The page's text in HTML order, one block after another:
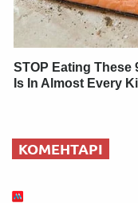
STOP Eating These
Is In Almost Every
КОМЕНТАРІ